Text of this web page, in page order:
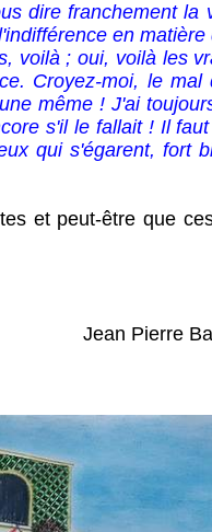
dire franchement la
en matière
voilà ; oui, voilà les
Croyez-moi, le mal
même ! J'ai
s'il le fallait ! Il
qui s'égarent, fort
et peut-être que
Jean